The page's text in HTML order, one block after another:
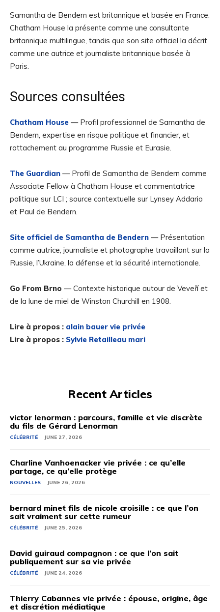
Samantha de Bendern est britannique et basée en France.
Chatham House la présente comme une consultante
britannique multilingue, tandis que son site officiel la décrit
comme une autrice et journaliste britannique basée à
Paris.
Sources consultées
Chatham House — Profil professionnel de Samantha de
Bendern, expertise en risque politique et financier, et
rattachement au programme Russie et Eurasie.
The Guardian — Profil de Samantha de Bendern comme
Associate Fellow à Chatham House et commentatrice
politique sur LCI ; source contextuelle sur Lynsey Addario
et Paul de Bendern.
Site officiel de Samantha de Bendern — Présentation
comme autrice, journaliste et photographe travaillant sur la
Russie, l’Ukraine, la défense et la sécurité internationale.
Go From Brno — Contexte historique autour de Veveří et
de la lune de miel de Winston Churchill en 1908.
Lire à propos : alain bauer vie privée
Lire à propos : Sylvie Retailleau mari
Recent Articles
victor lenorman : parcours, famille et vie discrète
du fils de Gérard Lenorman
CÉLÉBRITÉ JUNE 27, 2026
Charline Vanhoenacker vie privée : ce qu’elle
partage, ce qu’elle protège
NOUVELLES JUNE 26, 2026
bernard minet fils de nicole croisille : ce que l’on
sait vraiment sur cette rumeur
CÉLÉBRITÉ JUNE 25, 2026
David guiraud compagnon : ce que l’on sait
publiquement sur sa vie privée
CÉLÉBRITÉ JUNE 24, 2026
Thierry Cabannes vie privée : épouse, origine, âge
et discrétion médiatique